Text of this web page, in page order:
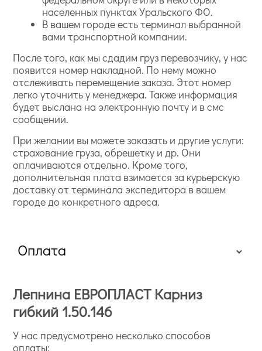
населенных пунктах Уральского ФО.
В вашем городе есть терминал выбранной
вами транспортной компании.
После того, как мы сдадим груз перевозчику, у нас
появится номер накладной. По нему можно
отслеживать перемещение заказа. Этот номер
легко уточнить у менеджера. Также информация
будет выслана на электронную почту и в смс
сообщении.
При желании вы можете заказать и другие услуги:
страхование груза, обрешетку и др. Они
оплачиваются отдельно. Кроме того,
дополнительная плата взимается за курьерскую
доставку от терминала экспедитора в вашем
городе до конкретного адреса.
Оплата
Лепнина ЕВРОПЛАСТ Карниз
гибкий 1.50.146
У нас предусмотрено несколько способов
оплаты: